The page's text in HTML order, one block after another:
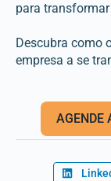
para
Descubra como
empresa a se
AGENDE